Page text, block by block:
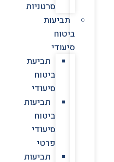
סרטניות
תביעות
ביטוח
סיעודי
תביעת
ביטוח
סיעודי
תביעות
ביטוח
סיעודי
פרטי
תביעות